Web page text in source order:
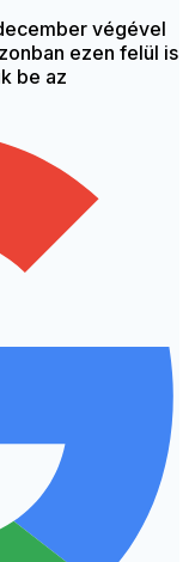
végével
ezen felül is
be az